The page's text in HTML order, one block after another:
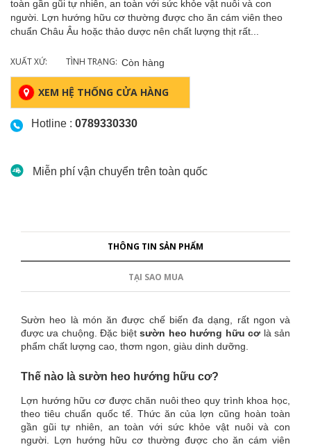
toàn gần gũi tự nhiên, an toàn với sức khỏe vật nuôi và con
người. Lợn hướng hữu cơ thường được cho ăn cám viên theo
chuẩn Châu Âu hoặc thảo dược nên chất lượng thịt rất...
XUẤT XỨ: TÌNH TRẠNG: Còn hàng
XEM HỆ THỐNG CỬA HÀNG
Hotline : 0789330330
Miễn phí vận chuyển trên toàn quốc
THÔNG TIN SẢN PHẨM
TẠI SAO MUA
Sườn heo là món ăn được chế biến đa dạng, rất ngon và
được ưa chuộng. Đặc biệtsườn heo hướng hữu cơ là sản
phẩm chất lượng cao, thơm ngon, giàu dinh dưỡng.
Thế nào là sườn heo hướng hữu cơ?
Lợn hướng hữu cơ được chăn nuôi theo quy trình khoa học,
theo tiêu chuẩn quốc tế. Thức ăn của lợn cũng hoàn toàn
gần gũi tự nhiên, an toàn với sức khỏe vật nuôi và con
người. Lợn hướng hữu cơ thường được cho ăn cám viên